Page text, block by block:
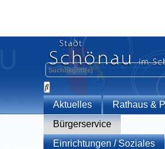
Aktuelles
Rathaus &
Bürgerservice
Einrichtungen / Soziales